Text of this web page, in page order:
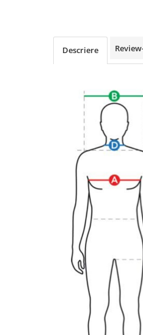
Descriere